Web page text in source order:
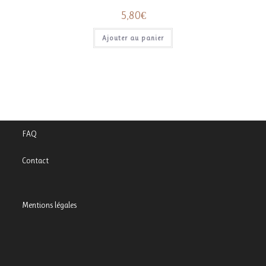
5,80€
Ajouter au panier
FAQ
Contact
Mentions légales